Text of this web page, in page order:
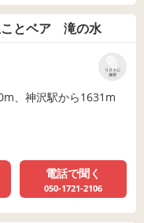
ことベア 滝の水
リストに
保存
、神沢駅から1631m
電話で聞く
050-1721-2106